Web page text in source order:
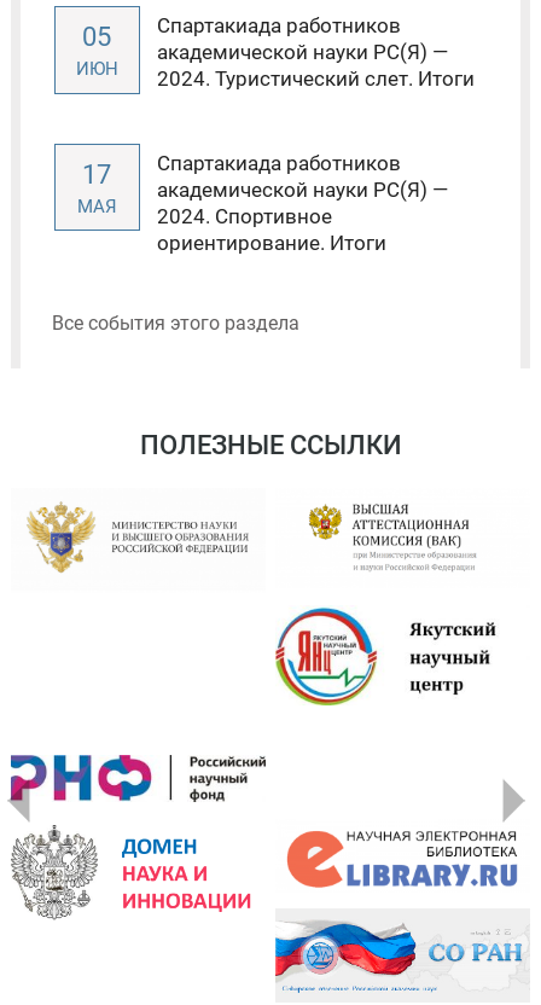
05
ИЮН
Спартакиада работников
академической науки РС(Я) —
2024. Туристический слет. Итоги
17
МАЯ
Спартакиада работников
академической науки РС(Я) —
2024. Спортивное
ориентирование. Итоги
Все события этого раздела
ПОЛЕЗНЫЕ ССЫЛКИ